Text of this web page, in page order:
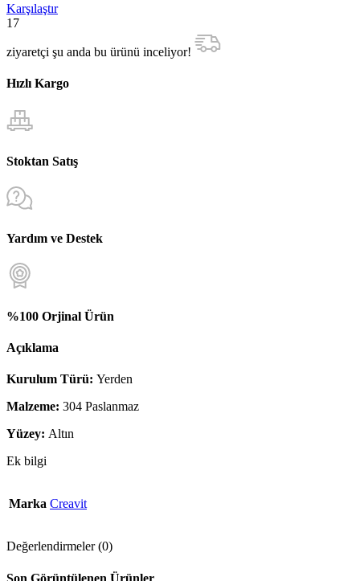
Karşılaştır
17
ziyaretçi şu anda bu ürünü inceliyor!
Hızlı Kargo
Stoktan Satış
Yardım ve Destek
%100 Orjinal Ürün
Açıklama
Kurulum Türü: Yerden
Malzeme: 304 Paslanmaz
Yüzey: Altın
Ek bilgi
Marka Creavit
Değerlendirmeler (0)
Son Görüntülenen Ürünler